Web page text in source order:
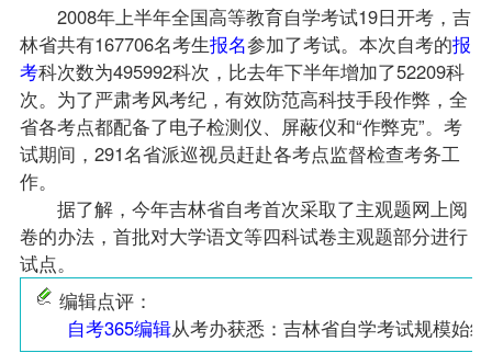
2008年上半年全国高等教育自学考试19日开考，吉
林省共有167706名考生报名参加了考试。本次自考的报
考科次数为495992科次，比去年下半年增加了52209科
次。为了严肃考风考纪，有效防范高科技手段作弊，全
省各考点都配备了电子检测仪、屏蔽仪和“作弊克”。考
试期间，291名省派巡视员赶赴各考点监督检查考务工
作。
据了解，今年吉林省自考首次采取了主观题网上阅
卷的办法，首批对大学语文等四科试卷主观题部分进行
试点。
编辑点评：
自考365编辑从考办获悉：吉林省自学考试规模始